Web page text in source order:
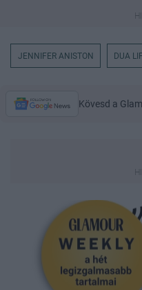
JENNIFER ANISTON DUA
Kövesd a